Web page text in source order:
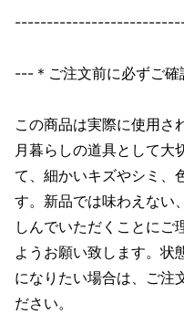
---＊ご注文前に必ずご
この商品は実際に使用さ
月暮らしの道具として大
て、細かいキズやシミ、
す。新品では味わえない
しんでいただくことにご
ようお願い致します。状
になりたい場合は、ご注
ださい。